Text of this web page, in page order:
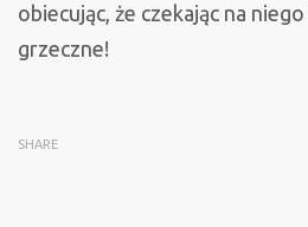
obiecując, że czekając na
grzeczne!
SHARE